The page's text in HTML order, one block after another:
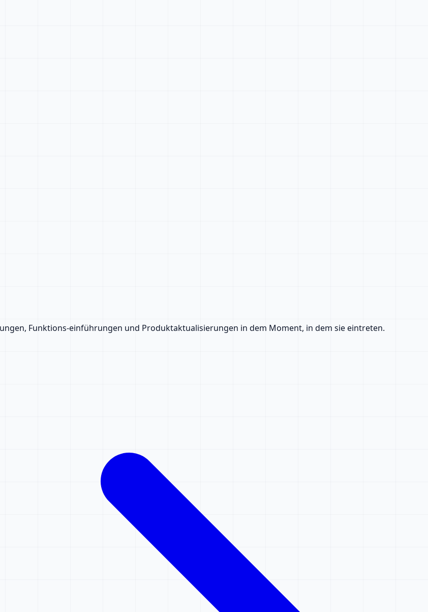
Funktions-einführungen und Produktaktualisierungen in dem Moment, in dem sie eintreten.